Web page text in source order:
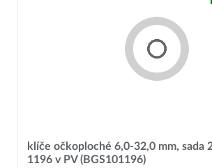
klíče očkoploché 6,0-32,0 mm, sada
1196 v PV (BGS101196)